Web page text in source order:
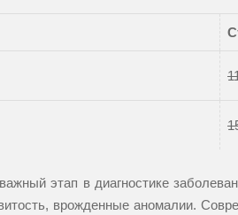
этап в диагностике
врожденные аномалии.